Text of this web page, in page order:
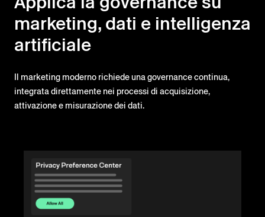
marketing, dati e intelligenza
artificiale
Il marketing moderno richiede una governance continua,
integrata direttamente nei processi di acquisizione,
attivazione e misurazione dei dati.